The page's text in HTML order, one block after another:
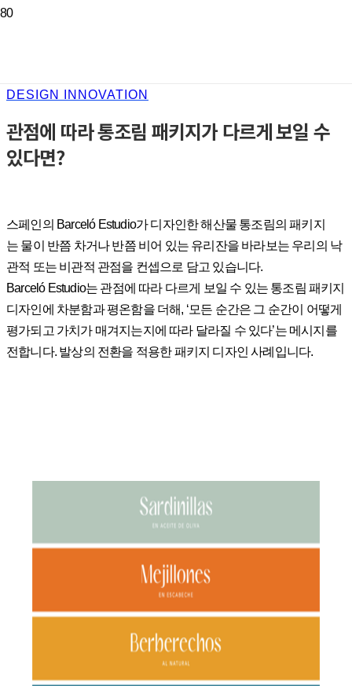
DESIGN INNOVATION
관점에 따라 통조림 패키지가 다르게 보일 수
있다면?
스페인의 Barceló Estudio가 디자인한 해산물 통조림의 패키지
는 물이 반쯤 차거나 반쯤 비어 있는 유리잔을 바라보는 우리의 낙
관적 또는 비관적 관점을 컨셉으로 담고 있습니다.
Barceló Estudio는 관점에 따라 다르게 보일 수 있는 통조림 패키지
디자인에 차분함과 평온함을 더해, ‘모든 순간은 그 순간이 어떻게
평가되고 가치가 매겨지는지에 따라 달라질 수 있다’는 메시지를
전합니다. 발상의 전환을 적용한 패키지 디자인 사례입니다.